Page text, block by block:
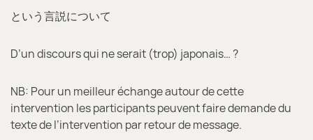
という言説について
D’un discours qui ne serait (trop) japonais… ?
NB: Pour un meilleur échange autour de cette
intervention les participants peuvent faire demande du
texte de l’intervention par retour de message.